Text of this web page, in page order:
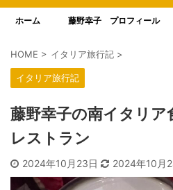
ホーム 藤野幸子 プロフィール
HOME > イタリア旅行記 >
イタリア旅行記
藤野幸子の南イタリ
レストラン
2024年10月23日 2024年10月